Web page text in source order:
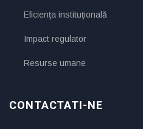
Eficienţa instituţională
Impact regulator
Resurse umane
CONTACTATI-NE